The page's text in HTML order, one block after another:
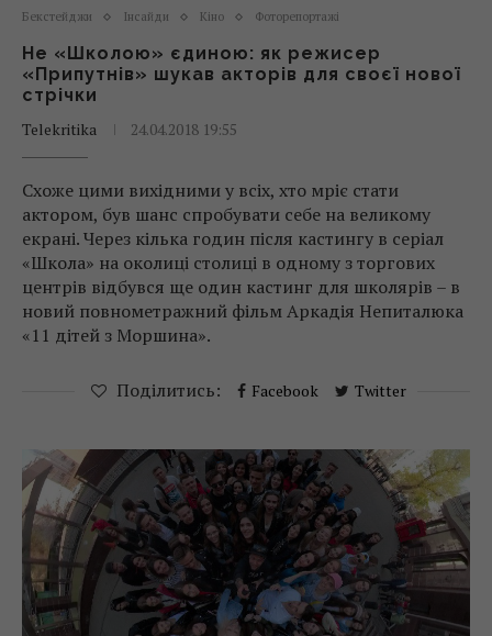
Бекстейджи Інсайди Кіно Фоторепортажі
Не «Школою» єдиною: як режисер
«Припутнів» шукав акторів для своєї нової
стрічки
Telekritika
24.04.2018 19:55
Схоже цими вихідними у всіх, хто мріє стати
актором, був шанс спробувати себе на великому
екрані. Через кілька годин після кастингу в серіал
«Школа» на околиці столиці в одному з торгових
центрів відбувся ще один кастинг для школярів – в
новий повнометражний фільм Аркадія Непиталюка
«11 дітей з Моршина».
Поділитись: Facebook Twitter